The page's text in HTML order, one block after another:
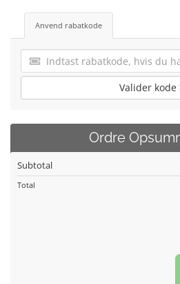
Anvend rabatkode
Valider kode
Ordre
Subtotal
Total